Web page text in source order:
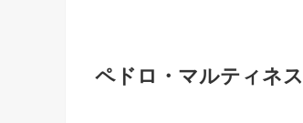
ペドロ・マルティネ